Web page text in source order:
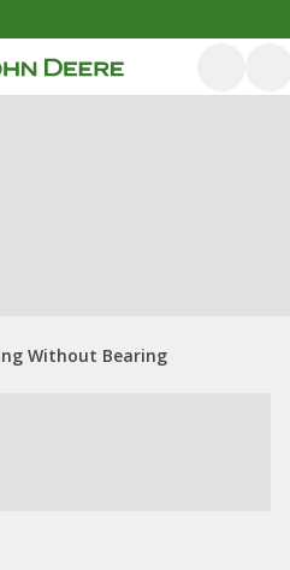
Without Bearing